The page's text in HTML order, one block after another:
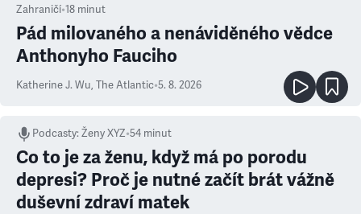
Zahraničí•18 minut
Pád milovaného a nenáviděného vědce
Anthonyho Fauciho
Katherine J. Wu, The Atlantic•5. 8. 2026
Podcasty:Ženy XYZ•54 minut
Co to je za ženu, když má po porodu
depresi? Proč je nutné začít brát vážně
duševní zdraví matek